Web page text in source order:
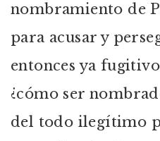
nombramiento de
para acusar y
entonces ya
¿cómo ser
del todo ilegítimo